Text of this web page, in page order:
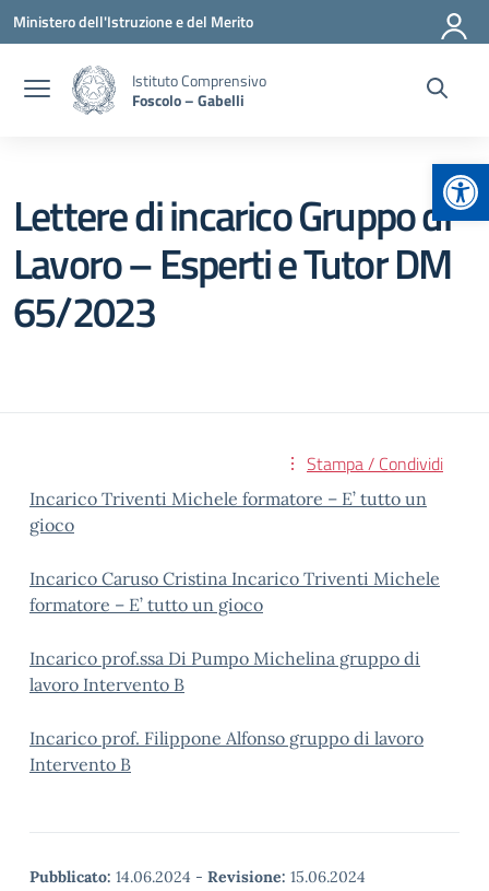
Vai ai contenuti
Vai al menu di navigazione
Vai al footer
Ministero dell'Istruzione e del Merito
Istituto Comprensivo
Foscolo – Gabelli
Lettere di incarico Gruppo di
Lavoro – Esperti e Tutor DM
65/2023
Stampa / Condividi
Incarico Triventi Michele formatore – E’ tutto un
gioco
Incarico Caruso Cristina Incarico Triventi Michele
formatore – E’ tutto un gioco
Incarico prof.ssa Di Pumpo Michelina gruppo di
lavoro Intervento B
Incarico prof. Filippone Alfonso gruppo di lavoro
Intervento B
Pubblicato: 14.06.2024 - Revisione: 15.06.2024